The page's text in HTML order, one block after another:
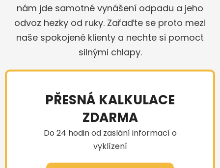
nám jde samotné vynášení odpadu a jeho
odvoz hezky od ruky. Zařaďte se proto mezi
naše spokojené klienty a nechte si pomoct
silnými chlapy.
PŘESNÁ KALKULACE
ZDARMA
Do 24 hodin od zaslání informací o
vyklízení